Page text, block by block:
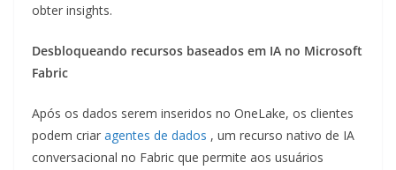
obter insights.
Desbloqueando recursos baseados em IA no Microsoft
Fabric
Após os dados serem inseridos no OneLake, os clientes
podem criar agentes de dados , um recurso nativo de IA
conversacional no Fabric que permite aos usuários